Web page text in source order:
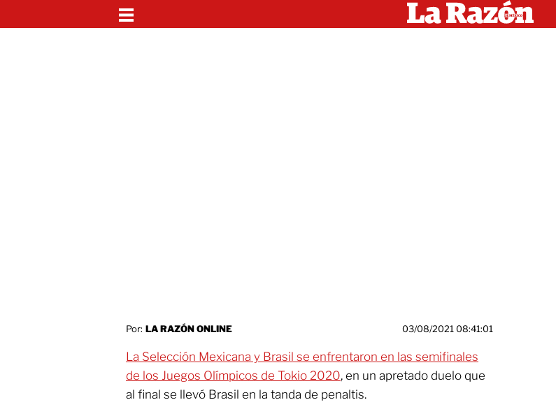
Por: LA RAZÓN ONLINE 03/08/2021 08:41:01
La Selección Mexicana y Brasil se enfrentaron en las semifinales
de los Juegos Olímpicos de Tokio 2020, en un apretado duelo que
al final se llevó Brasil en la tanda de penaltis.